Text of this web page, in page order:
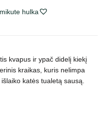
hulka
kvapus ir ypač didelį kiekį
kraikas, kuris nelimpa
katės tualetą sausą.